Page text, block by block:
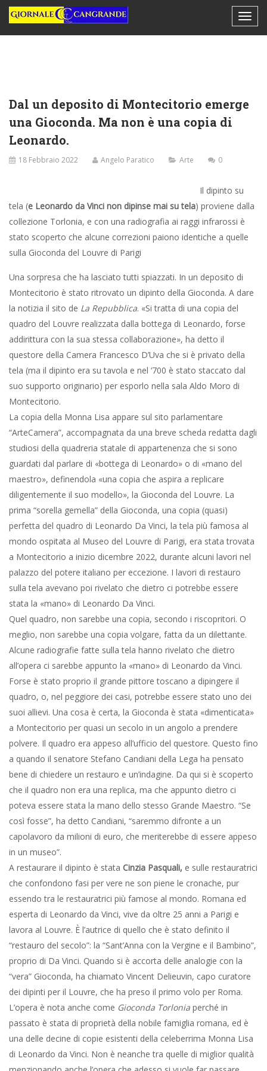
Dal un deposito di Montecitorio emerge
una Gioconda. Ma non è una copia di
Leonardo.
18 Febbraio 2022 Angelo Paratico Arte 0
Il dipinto su
tela (e Leonardo da Vinci non dipinse mai su tela) proviene dalla
collezione Torlonia, e con una radiografia ai raggi infrarossi è
stato scoperto che alcune correzioni paiono identiche a quelle
sulla Gioconda del Louvre di Parigi
Una sorpresa che ha lasciato tutti spiazzati. In un deposito di
Montecitorio è stato ritrovato un dipinto della Gioconda. A dare
la notizia il sito de La Repubblica. «Si tratta di una copia del
quadro del Louvre realizzata dalla bottega di Leonardo, forse
addirittura con la sua stessa collaborazione», ha detto il
questore della Camera Francesco D’Uva che si è privato della
tela (ma il dipinto era su tavola e nel ‘700 è stato staccato dal
suo supporto originario) per esporlo nella sala Aldo Moro di
Montecitorio.
La copia della Monna Lisa appare sul sito parlamentare
“ArteCamera”, accompagnata da una breve scheda redatta dagli
studiosi della quadreria statale di appartenenza che si sono
guardati dal parlare di «bottega di Leonardo» o di «mano del
maestro», definendola «una copia che aspira a replicare
diligentemente il suo modello», la Gioconda del Louvre. La
prima “sorella gemella” della Gioconda, una copia (quasi)
perfetta del quadro di Leonardo Da Vinci, la tela più famosa al
mondo ospitata al Museo del Louvre di Parigi, era stata trovata
a Montecitorio a inizio dicembre 2022, durante alcuni lavori nel
palazzo del potere italiano per eccezione. I lavori di restauro
sulla tela avevano poi rivelato che dietro ci potrebbe essere
stata la «mano» di Leonardo Da Vinci.
Quel quadro, non sarebbe una copia, secondo i riscopritori. O
meglio, non sarebbe una copia volgare, fatta da un dilettante.
Alcune radiografie fatte sulla tela hanno rivelato che dietro
all’opera ci sarebbe appunto la «mano» di Leonardo da Vinci.
Forse è stato proprio il grande pittore toscano a dipingere il
quadro, o, nel peggiore dei casi, potrebbe essere stato uno dei
suoi allievi. Una cosa è certa, la Gioconda è stata «dimenticata»
a Montecitorio per quasi un secolo in un angolo a prendere
polvere. Il quadro era appeso all’ufficio del questore. Questo fino
a quando il senatore Stefano Candiani della Lega ha pensato
bene di chiedere un restauro e un’indagine. Da qui si è scoperto
che il quadro non era una replica, ma che appunto dietro ci
poteva essere stata la mano dello stesso Grande Maestro. “Se
così fosse”, ha detto Candiani, “saremmo difronte a un
capolavoro da milioni di euro, che meriterebbe di essere appeso
in un museo”.
A restaurare il dipinto è stata Cinzia Pasquali, e sulle restauratrici
che confondono fasi per vere ne son piene le cronache, pur
essendo tra le restauratrici più famose al mondo. Romana ed
esperta di Leonardo da Vinci, vive da oltre 25 anni a Parigi e
lavora al Louvre. È l’autrice di quello che è stato definito il
“restauro del secolo”: la “Sant’Anna con la Vergine e il Bambino”,
proprio di Da Vinci. Quando si è accorta delle analogie con la
“vera” Gioconda, ha chiamato Vincent Delieuvin, capo curatore
dei dipinti per il Louvre, che ha preso il primo volo per Roma.
L’opera è nota anche come Gioconda Torlonia perché in
passato è stata di proprietà della nobile famiglia romana, ed è
una delle decine di copie esistenti della celeberrima Monna Lisa
di Leonardo da Vinci. Non è neanche tra quelle di miglior qualità